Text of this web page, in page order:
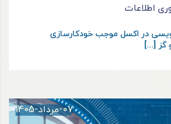
اطلاعات
در اکسل موجب خودکارسازی
گز [...]
07-مرداد-1405